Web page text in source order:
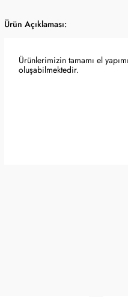
Ürün Açıklaması:
Ürünlerimizin tamamı el
oluşabilmektedir.